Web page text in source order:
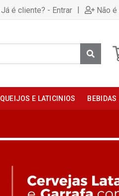
Já é cliente? - Entrar | Não
QUEIJOS E LATICINIOS BEBIDAS